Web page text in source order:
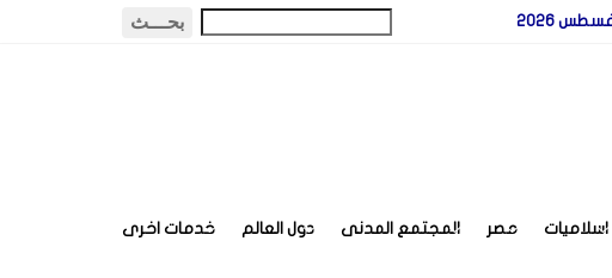
اسلاميات مصر المجتمع المدنى دول العالم خدمات اخرى